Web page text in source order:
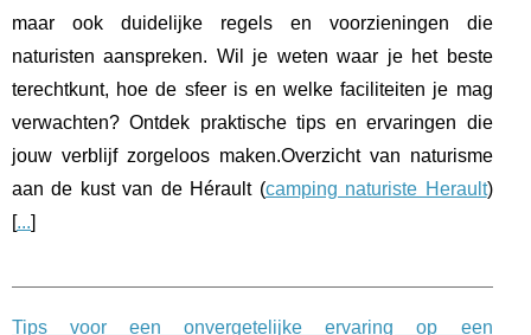
maar ook duidelijke regels en voorzieningen die
naturisten aanspreken. Wil je weten waar je het beste
terechtkunt, hoe de sfeer is en welke faciliteiten je mag
verwachten? Ontdek praktische tips en ervaringen die
jouw verblijf zorgeloos maken.Overzicht van naturisme
aan de kust van de Hérault (camping naturiste Herault)
[...]
Tips voor een onvergetelijke ervaring op een